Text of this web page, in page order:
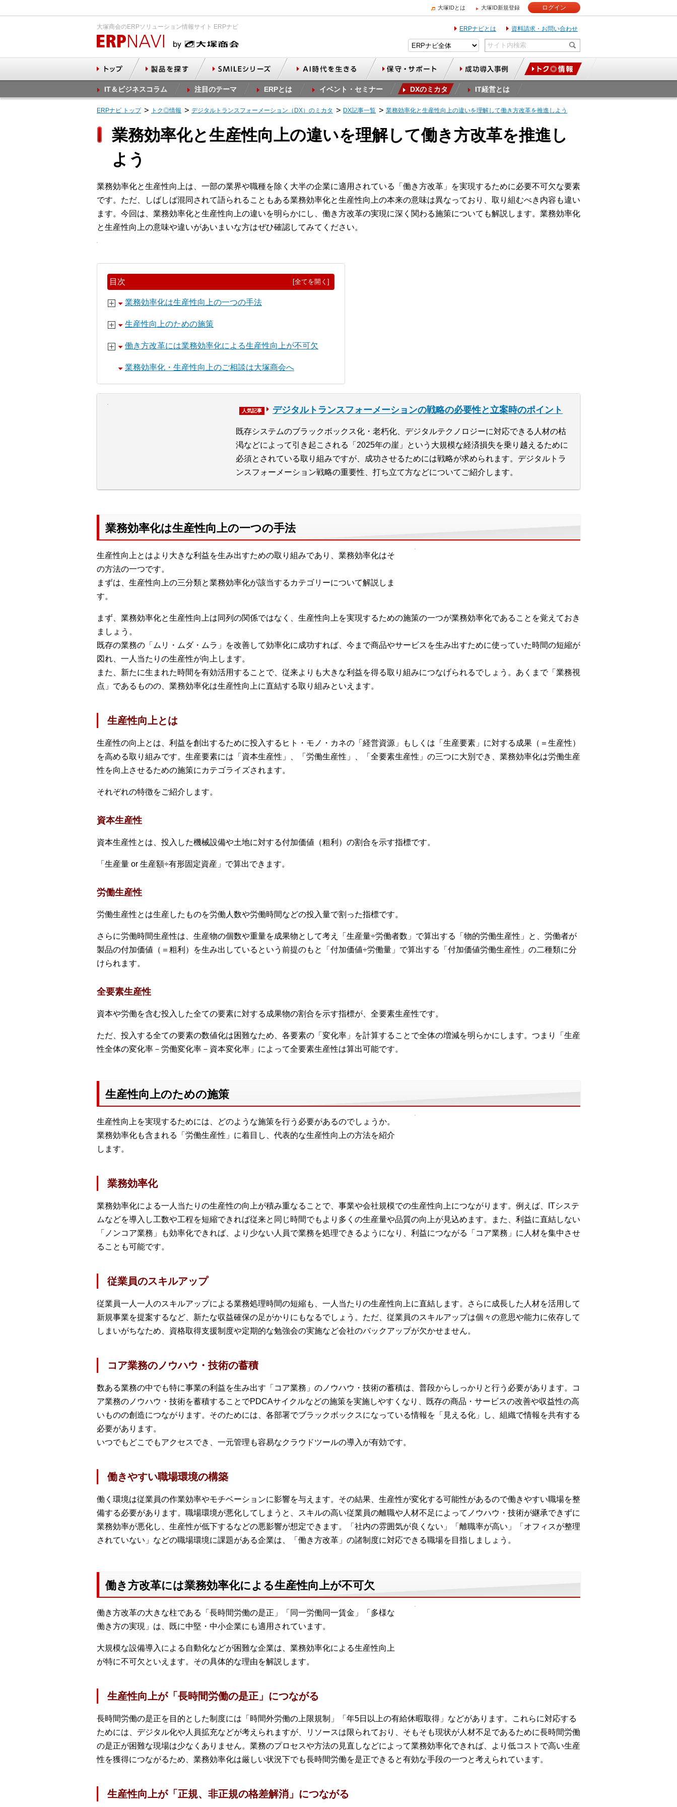
大塚IDとは 大塚ID新規登録 ログイン
大塚商会のERPソリューション情報サイト ERPナビ ERPナビとは 資料請求・お問い合わせ
IT＆ビジネスコラム 注目のテーマ ERPとは イベント・セミナー DXのミカタ IT経営とは
ERPナビ トップ トク◎情報 デジタルトランスフォーメーション（DX）のミカタ DX記事一覧 業務効率化と生産性向上の違いを理解して働き方改革を推進しよう
業務効率化と生産性向上の違いを理解して働き方改革を推進し
よう
業務効率化と生産性向上は、一部の業界や職種を除く大半の企業に適用されている「働き方改革」を実現するために必要不可欠な要素
です。ただ、しばしば混同されて語られることもある業務効率化と生産性向上の本来の意味は異なっており、取り組むべき内容も違い
ます。今回は、業務効率化と生産性向上の違いを明らかにし、働き方改革の実現に深く関わる施策についても解説します。業務効率化
と生産性向上の意味や違いがあいまいな方はぜひ確認してみてください。
目次 [全てを開く]
業務効率化は生産性向上の一つの手法
生産性向上のための施策
働き方改革には業務効率化による生産性向上が不可欠
業務効率化・生産性向上のご相談は大塚商会へ
人気記事 デジタルトランスフォーメーションの戦略の必要性と立案時のポイント
既存システムのブラックボックス化・老朽化、デジタルテクノロジーに対応できる人材の枯
渇などによって引き起こされる「2025年の崖」という大規模な経済損失を乗り越えるために
必須とされている取り組みですが、成功させるためには戦略が求められます。デジタルトラ
ンスフォーメーション戦略の重要性、打ち立て方などについてご紹介します。
業務効率化は生産性向上の一つの手法
生産性向上とはより大きな利益を生み出すための取り組みであり、業務効率化はそ
の方法の一つです。
まずは、生産性向上の三分類と業務効率化が該当するカテゴリーについて解説しま
す。
まず、業務効率化と生産性向上は同列の関係ではなく、生産性向上を実現するための施策の一つが業務効率化であることを覚えておき
ましょう。
既存の業務の「ムリ・ムダ・ムラ」を改善して効率化に成功すれば、今まで商品やサービスを生み出すために使っていた時間の短縮が
図れ、一人当たりの生産性が向上します。
また、新たに生まれた時間を有効活用することで、従来よりも大きな利益を得る取り組みにつなげられるでしょう。あくまで「業務視
点」であるものの、業務効率化は生産性向上に直結する取り組みといえます。
生産性向上とは
生産性の向上とは、利益を創出するために投入するヒト・モノ・カネの「経営資源」もしくは「生産要素」に対する成果（＝生産性）
を高める取り組みです。生産要素には「資本生産性」、「労働生産性」、「全要素生産性」の三つに大別でき、業務効率化は労働生産
性を向上させるための施策にカテゴライズされます。
それぞれの特徴をご紹介します。
資本生産性
資本生産性とは、投入した機械設備や土地に対する付加価値（粗利）の割合を示す指標です。
「生産量 or 生産額÷有形固定資産」で算出できます。
労働生産性
労働生産性とは生産したものを労働人数や労働時間などの投入量で割った指標です。
さらに労働時間生産性は、生産物の個数や重量を成果物として考え「生産量÷労働者数」で算出する「物的労働生産性」と、労働者が
製品の付加価値（＝粗利）を生み出しているという前提のもと「付加価値÷労働量」で算出する「付加価値労働生産性」の二種類に分
けられます。
全要素生産性
資本や労働を含む投入した全ての要素に対する成果物の割合を示す指標が、全要素生産性です。
ただ、投入する全ての要素の数値化は困難なため、各要素の「変化率」を計算することで全体の増減を明らかにします。つまり「生産
性全体の変化率－労働変化率－資本変化率」によって全要素生産性は算出可能です。
生産性向上のための施策
生産性向上を実現するためには、どのような施策を行う必要があるのでしょうか。
業務効率化も含まれる「労働生産性」に着目し、代表的な生産性向上の方法を紹介
します。
業務効率化
業務効率化による一人当たりの生産性の向上が積み重なることで、事業や会社規模での生産性向上につながります。例えば、ITシステ
ムなどを導入し工数や工程を短縮できれば従来と同じ時間でもより多くの生産量や品質の向上が見込めます。また、利益に直結しない
「ノンコア業務」も効率化できれば、より少ない人員で業務を処理できるようになり、利益につながる「コア業務」に人材を集中させ
ることも可能です。
従業員のスキルアップ
従業員一人一人のスキルアップによる業務処理時間の短縮も、一人当たりの生産性向上に直結します。さらに成長した人材を活用して
新規事業を提案するなど、新たな収益確保の足がかりにもなるでしょう。ただ、従業員のスキルアップは個々の意思や能力に依存して
しまいがちなため、資格取得支援制度や定期的な勉強会の実施など会社のバックアップが欠かせません。
コア業務のノウハウ・技術の蓄積
数ある業務の中でも特に事業の利益を生み出す「コア業務」のノウハウ・技術の蓄積は、普段からしっかりと行う必要があります。コ
ア業務のノウハウ・技術を蓄積することでPDCAサイクルなどの施策を実施しやすくなり、既存の商品・サービスの改善や収益性の高
いものの創造につながります。そのためには、各部署でブラックボックスになっている情報を「見える化」し、組織で情報を共有する
必要があります。
いつでもどこでもアクセスでき、一元管理も容易なクラウドツールの導入が有効です。
働きやすい職場環境の構築
働く環境は従業員の作業効率やモチベーションに影響を与えます。その結果、生産性が変化する可能性があるので働きやすい職場を整
備する必要があります。職場環境が悪化してしまうと、スキルの高い従業員の離職や人材不足によってノウハウ・技術が継承できずに
業務効率が悪化し、生産性が低下するなどの悪影響が想定できます。「社内の雰囲気が良くない」「離職率が高い」「オフィスが整理
されていない」などの職場環境に課題がある企業は、「働き方改革」の諸制度に対応できる職場を目指しましょう。
働き方改革には業務効率化による生産性向上が不可欠
働き方改革の大きな柱である「長時間労働の是正」「同一労働同一賃金」「多様な
働き方の実現」は、既に中堅・中小企業にも適用されています。
大規模な設備導入による自動化などが困難な企業は、業務効率化による生産性向上
が特に不可欠といえます。その具体的な理由を解説します。
生産性向上が「長時間労働の是正」につながる
長時間労働の是正を目的とした制度には「時間外労働の上限規制」「年5日以上の有給休暇取得」などがあります。これらに対応する
ためには、デジタル化や人員拡充などが考えられますが、リソースは限られており、そもそも現状が人材不足であるために長時間労働
の是正が困難な現場は少なくありません。業務のプロセスや方法の見直しなどによって業務効率化できれば、より低コストで高い生産
性を獲得につながるため、業務効率化は厳しい状況下でも長時間労働を是正できると有効な手段の一つと考えられています。
生産性向上が「正規、非正規の格差解消」につながる